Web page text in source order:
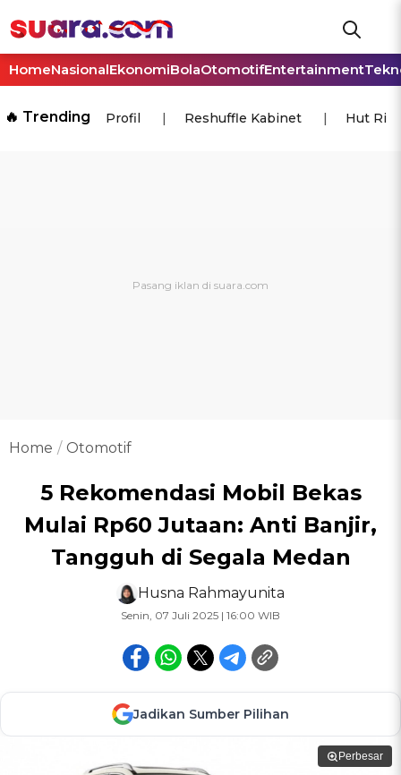
HomeNasionalEkonomiBolaOtomotifEntertainment
🔥 Trending Profil Reshuffle Kabinet Hut Ri
Home Otomotif
5 Rekomendasi Mobil Bekas
Mulai Rp60 Jutaan: Anti Banjir,
Tangguh di Segala Medan
Husna Rahmayunita
Senin, 07 Juli 2025 | 16:00 WIB
Jadikan Sumber Pilihan
Perbesar